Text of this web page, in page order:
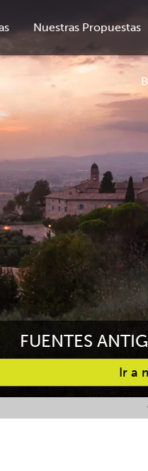
Nuestras Propuestas
FUENTES
Ir a